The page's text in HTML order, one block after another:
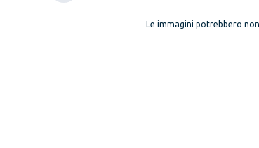
Le immagini potrebbero